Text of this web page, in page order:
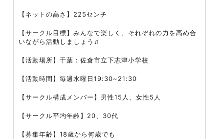
【ネットの高さ】225センチ
【サークル目標】みんなで楽しく、それぞれの力を高め合
いながら活動しましょう♫
【活動場所】千葉：佐倉市立下志津小学校
【活動時間】毎週水曜日19:30~21:30
【サークル構成メンバー】男性15人、女性5人
【サークル平均年齢】20、30代
【募集年齢】18歳から何歳でも